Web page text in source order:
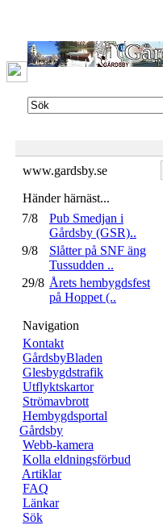
www.gardsby.se
Händer härnäst...
7/8
Pub Smedjan i
Gårdsby (GSR)..
9/8
Slåtter på SNF äng
Tussudden ..
29/8 Årets hembygdsfest
på Hoppet (..
Navigation
Kontakt
GårdsbyBladen
Glesbygdstrafik
Utflyktskartor
Strömavbrott
Hembygdsportal
Gårdsby
Webb-kamera
Kolla eldningsförbud
Artiklar
FAQ
Länkar
Sök